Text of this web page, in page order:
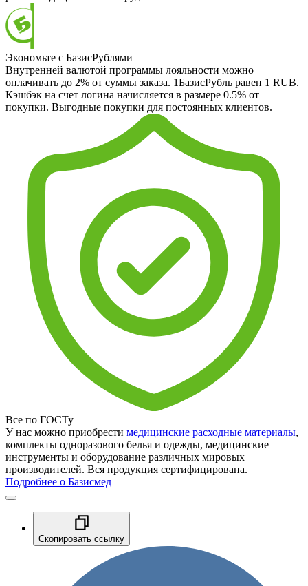
Экономьте с БазисРублями
Внутренней валютой программы лояльности можно
оплачивать до 2% от суммы заказа. 1БазисРубль равен 1 RUB.
Кэшбэк на счет логина начисляется в размере 0.5% от
покупки. Выгодные покупки для постоянных клиентов.
Все по ГОСТу
У нас можно приобрести медицинские расходные материалы,
комплекты одноразового белья и одежды, медицинские
инструменты и оборудование различных мировых
производителей. Вся продукция сертифицирована.
Подробнее о Базисмед
Скопировать ссылку